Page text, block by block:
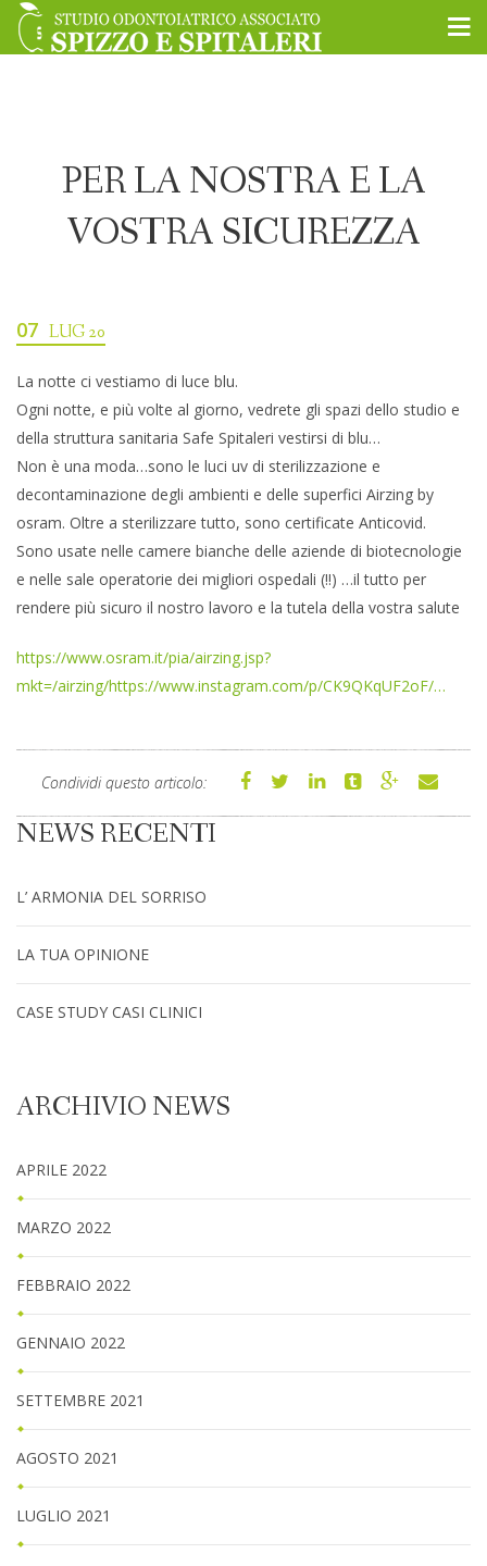
PER LA NOSTRA E LA
VOSTRA SICUREZZA
07 LUG 20
La notte ci vestiamo di luce blu.
Ogni notte, e più volte al giorno, vedrete gli spazi dello studio e
della struttura sanitaria Safe Spitaleri vestirsi di blu…
Non è una moda…sono le luci uv di sterilizzazione e
decontaminazione degli ambienti e delle superfici Airzing by
osram. Oltre a sterilizzare tutto, sono certificate Anticovid.
Sono usate nelle camere bianche delle aziende di biotecnologie
e nelle sale operatorie dei migliori ospedali (!!) …il tutto per
rendere più sicuro il nostro lavoro e la tutela della vostra salute
https://www.osram.it/pia/airzing.jsp?
mkt=/airzing/https://www.instagram.com/p/CK9QKqUF2oF/…
Condividi questo articolo:
NEWS RECENTI
L’ ARMONIA DEL SORRISO
LA TUA OPINIONE
CASE STUDY CASI CLINICI
ARCHIVIO NEWS
APRILE 2022
MARZO 2022
FEBBRAIO 2022
GENNAIO 2022
SETTEMBRE 2021
AGOSTO 2021
LUGLIO 2021